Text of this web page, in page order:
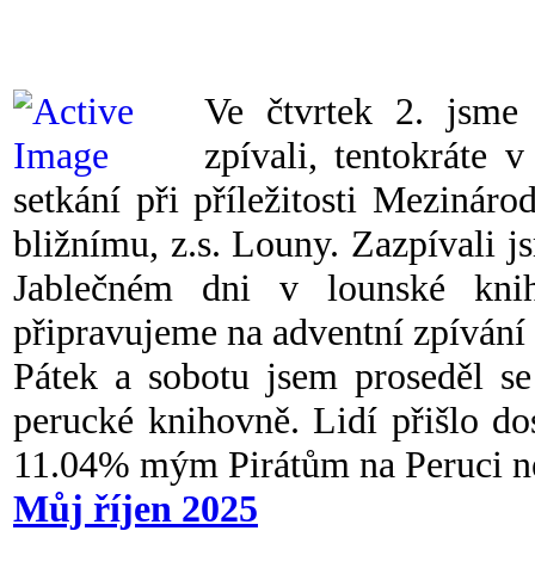
Ve čtvrtek 2. jsme
zpívali, tentokráte
setkání při příležitosti
bližnímu, z.s. Louny. Zazpívali
Jablečném dni v lounské
připravujeme na adventní
Pátek a sobotu jsem proseděl
perucké knihovně. Lidí přišlo
11.04% mým Pirátům na Peruci
Můj říjen 2025